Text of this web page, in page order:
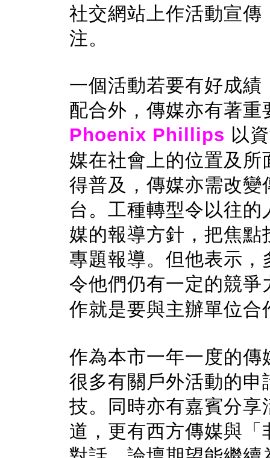
社交網站上作活動宣
注。
一個活動若要有好成
配合外，傳媒亦有著重
Phoenix Phillips 以
媒在社會上的位置及
得普及，傳媒亦需改
台。工種轉型令以往
媒的報導方針，把焦
專題報導。但他表示
令他們仍有一定的競
作就是要與主辦單位
作為本市一年一度的
很多有關戶外活動的
技。同時亦有嘉賓分
道，更有西方傳媒與